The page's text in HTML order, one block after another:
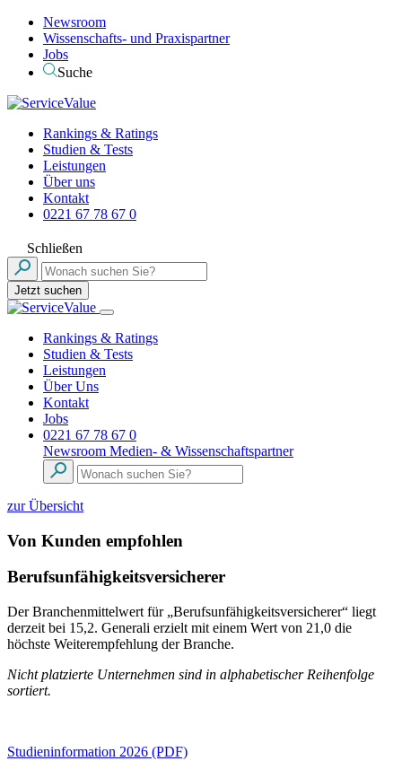
Newsroom
Wissenschafts- und Praxispartner
Jobs
Suche
Rankings & Ratings
Studien & Tests
Leistungen
Über uns
Kontakt
0221 67 78 67 0
Schließen
Jetzt suchen
Rankings & Ratings
Studien & Tests
Leistungen
Über Uns
Kontakt
Jobs
0221 67 78 67 0
Newsroom Medien- & Wissenschaftspartner
zur Übersicht
Von Kunden empfohlen
Berufsunfähigkeitsversicherer
Der Branchenmittelwert für „Berufsunfähigkeitsversicherer“ liegt
derzeit bei 15,2. Generali erzielt mit einem Wert von 21,0 die
höchste Weiterempfehlung der Branche.
Nicht platzierte Unternehmen sind in alphabetischer Reihenfolge
sortiert.
Studieninformation 2026 (PDF)